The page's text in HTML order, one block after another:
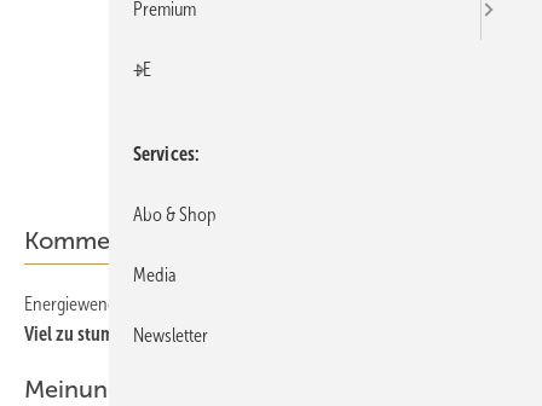
Kommentar
Energiewende
Viel zu stumpfe Instrumente zum Erreichen der Klimaziele
Meinung
Premium
+E
Services
Abo & Shop
Media
Newsletter